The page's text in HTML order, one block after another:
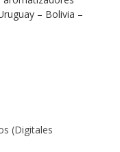
– Bolivia –
(Digitales